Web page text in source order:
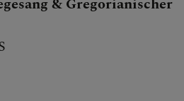
& Gregorianischer